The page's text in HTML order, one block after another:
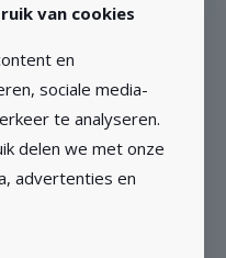
KORTING!
van cookies
en
sociale media-
te analyseren.
delen we met onze
advertenties en